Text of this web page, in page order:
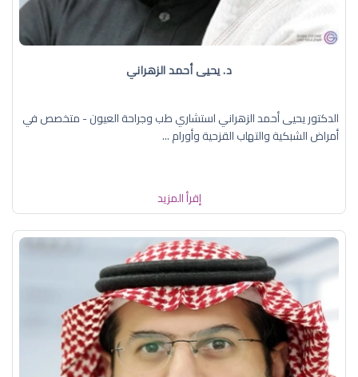
د. يحيى أحمد الزهراني
الدكتور يحيى أحمد الزهراني استشاري طب وجراحة العيون - متخصص في
أمراض الشبكية والتهاب القزحية وأورام ...
إقرأ المزيد